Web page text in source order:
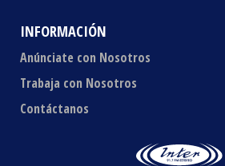
INFORMACIÓN
Anúnciate con Nosotros
Trabaja con Nosotros
Contáctanos